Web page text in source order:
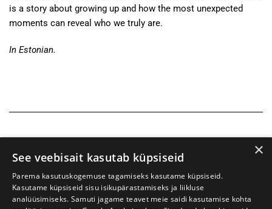
is a story about growing up and how the most unexpected
moments can reveal who we truly are.
In Estonian.
×
See veebisait kasutab küpsiseid
Parema kasutuskogemuse tagamiseks kasutame küpsiseid.
Kasutame küpsiseid sisu isikupärastamiseks ja liikluse
analüüsimiseks. Samuti jagame teavet meie saidi kasutamise kohta